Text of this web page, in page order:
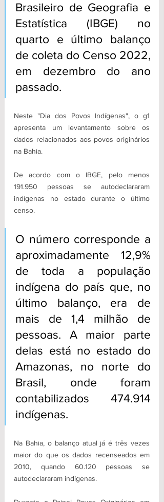
Brasileiro de Geografia e
Estatística (IBGE) no
quarto e último balanço
de coleta do Censo 2022,
em dezembro do ano
passado.
Neste "Dia dos Povos Indígenas", o g1
apresenta um levantamento sobre os
dados relacionados aos povos originários
na Bahia.
De acordo com o IBGE, pelo menos
191.950 pessoas se autodeclararam
indígenas no estado durante o último
censo.
O número corresponde a
aproximadamente 12,9%
de toda a população
indígena do país que, no
último balanço, era de
mais de 1,4 milhão de
pessoas. A maior parte
delas está no estado do
Amazonas, no norte do
Brasil, onde foram
contabilizados 474.914
indígenas.
Na Bahia, o balanço atual já é três vezes
maior do que os dados recenseados em
2010, quando 60.120 pessoas se
autodeclararam indígenas.